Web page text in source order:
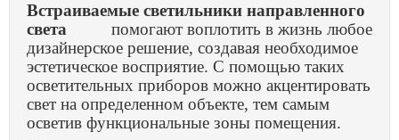
Встраиваемые светильники направленного
света помогают воплотить в жизнь любое
дизайнерское решение, создавая необходимое
эстетическое восприятие. С помощью таких
осветительных приборов можно акцентировать
свет на определенном объекте, тем самым
осветив функциональные зоны помещения.